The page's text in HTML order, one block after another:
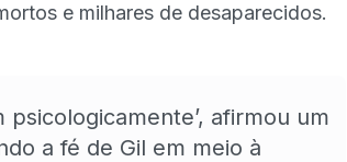
e milhares de desaparecidos.
psicologicamente’, afirmou um
a fé de Gil em meio à